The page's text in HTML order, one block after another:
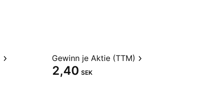
Gewinn je Aktie (TTM)
2,40 SEK